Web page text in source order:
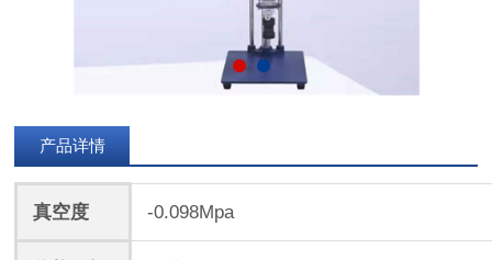
产品详情
真空度 -0.098Mpa